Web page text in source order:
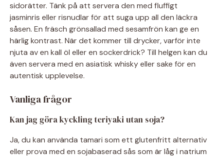
sidorätter. Tänk på att servera den med fluffigt
jasminris eller risnudlar för att suga upp all den läckra
såsen. En fräsch grönsallad med sesamfrön kan ge en
härlig kontrast. När det kommer till drycker, varför inte
njuta av en kall öl eller en sockerdrick? Till helgen kan du
även servera med en asiatisk whisky eller sake för en
autentisk upplevelse.
Vanliga frågor
Kan jag göra kyckling teriyaki utan soja?
Ja, du kan använda tamari som ett glutenfritt alternativ
eller prova med en sojabaserad sås som är låg i natrium